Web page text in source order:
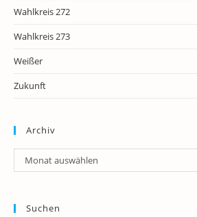
Wahlkreis 272
Wahlkreis 273
Weißer
Zukunft
Archiv
Archiv
Monat auswählen
Suchen